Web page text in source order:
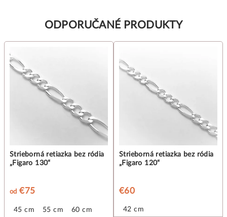
ODPORUČANÉ PRODUKTY
50 cm
Strieborná retiazka bez ródia
„Figaro 130“
od €75
45 cm 55 cm 60 cm
Strieborná retiazka bez ródia
„Figaro 120“
€60
42 cm